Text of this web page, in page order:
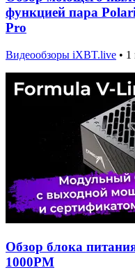
функцией пара
Pro
Видеообзоры iXBT.live • 1
Обзор блока
1000PM